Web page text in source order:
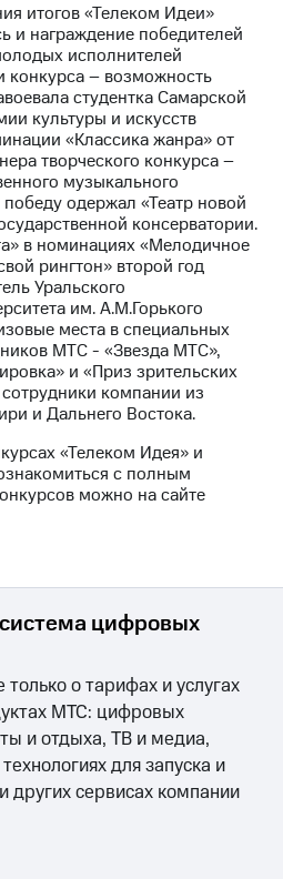
итогов «Телеком Идеи»
и награждение победителей
исполнителей
конкурса – возможность
студентка Самарской
культуры и искусств
«Классика жанра» от
творческого конкурса –
музыкального
одержал «Театр новой
консерватории.
в номинациях «Мелодичное
рингтон» второй год
Уральского
им. А.М.Горького
места в специальных
МТС - «Звезда МТС»,
и «Приз зрительских
компании из
и Дальнего Востока.
«Телеком Идея» и
с полным
можно на сайте
цифровых
о тарифах и услугах
МТС: цифровых
и отдыха, ТВ и медиа,
для запуска и
других сервисах компании